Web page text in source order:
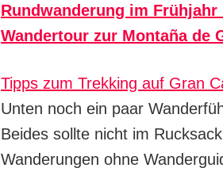
Rundwanderung im
Wandertour zur Montaña de
Tipps zum Trekking auf Gran
Unten noch ein paar
Beides sollte nicht im
Wanderungen ohne